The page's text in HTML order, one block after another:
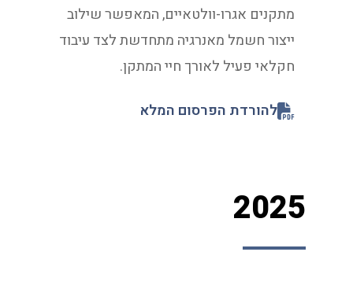
מתקנים אגרו-וולטאיים, המאפשר שילוב
ייצור חשמל מאנרגיה מתחדשת לצד עיבוד
חקלאי פעיל לאורך חיי המתקן.
להורדת הפרסום המלא
2025